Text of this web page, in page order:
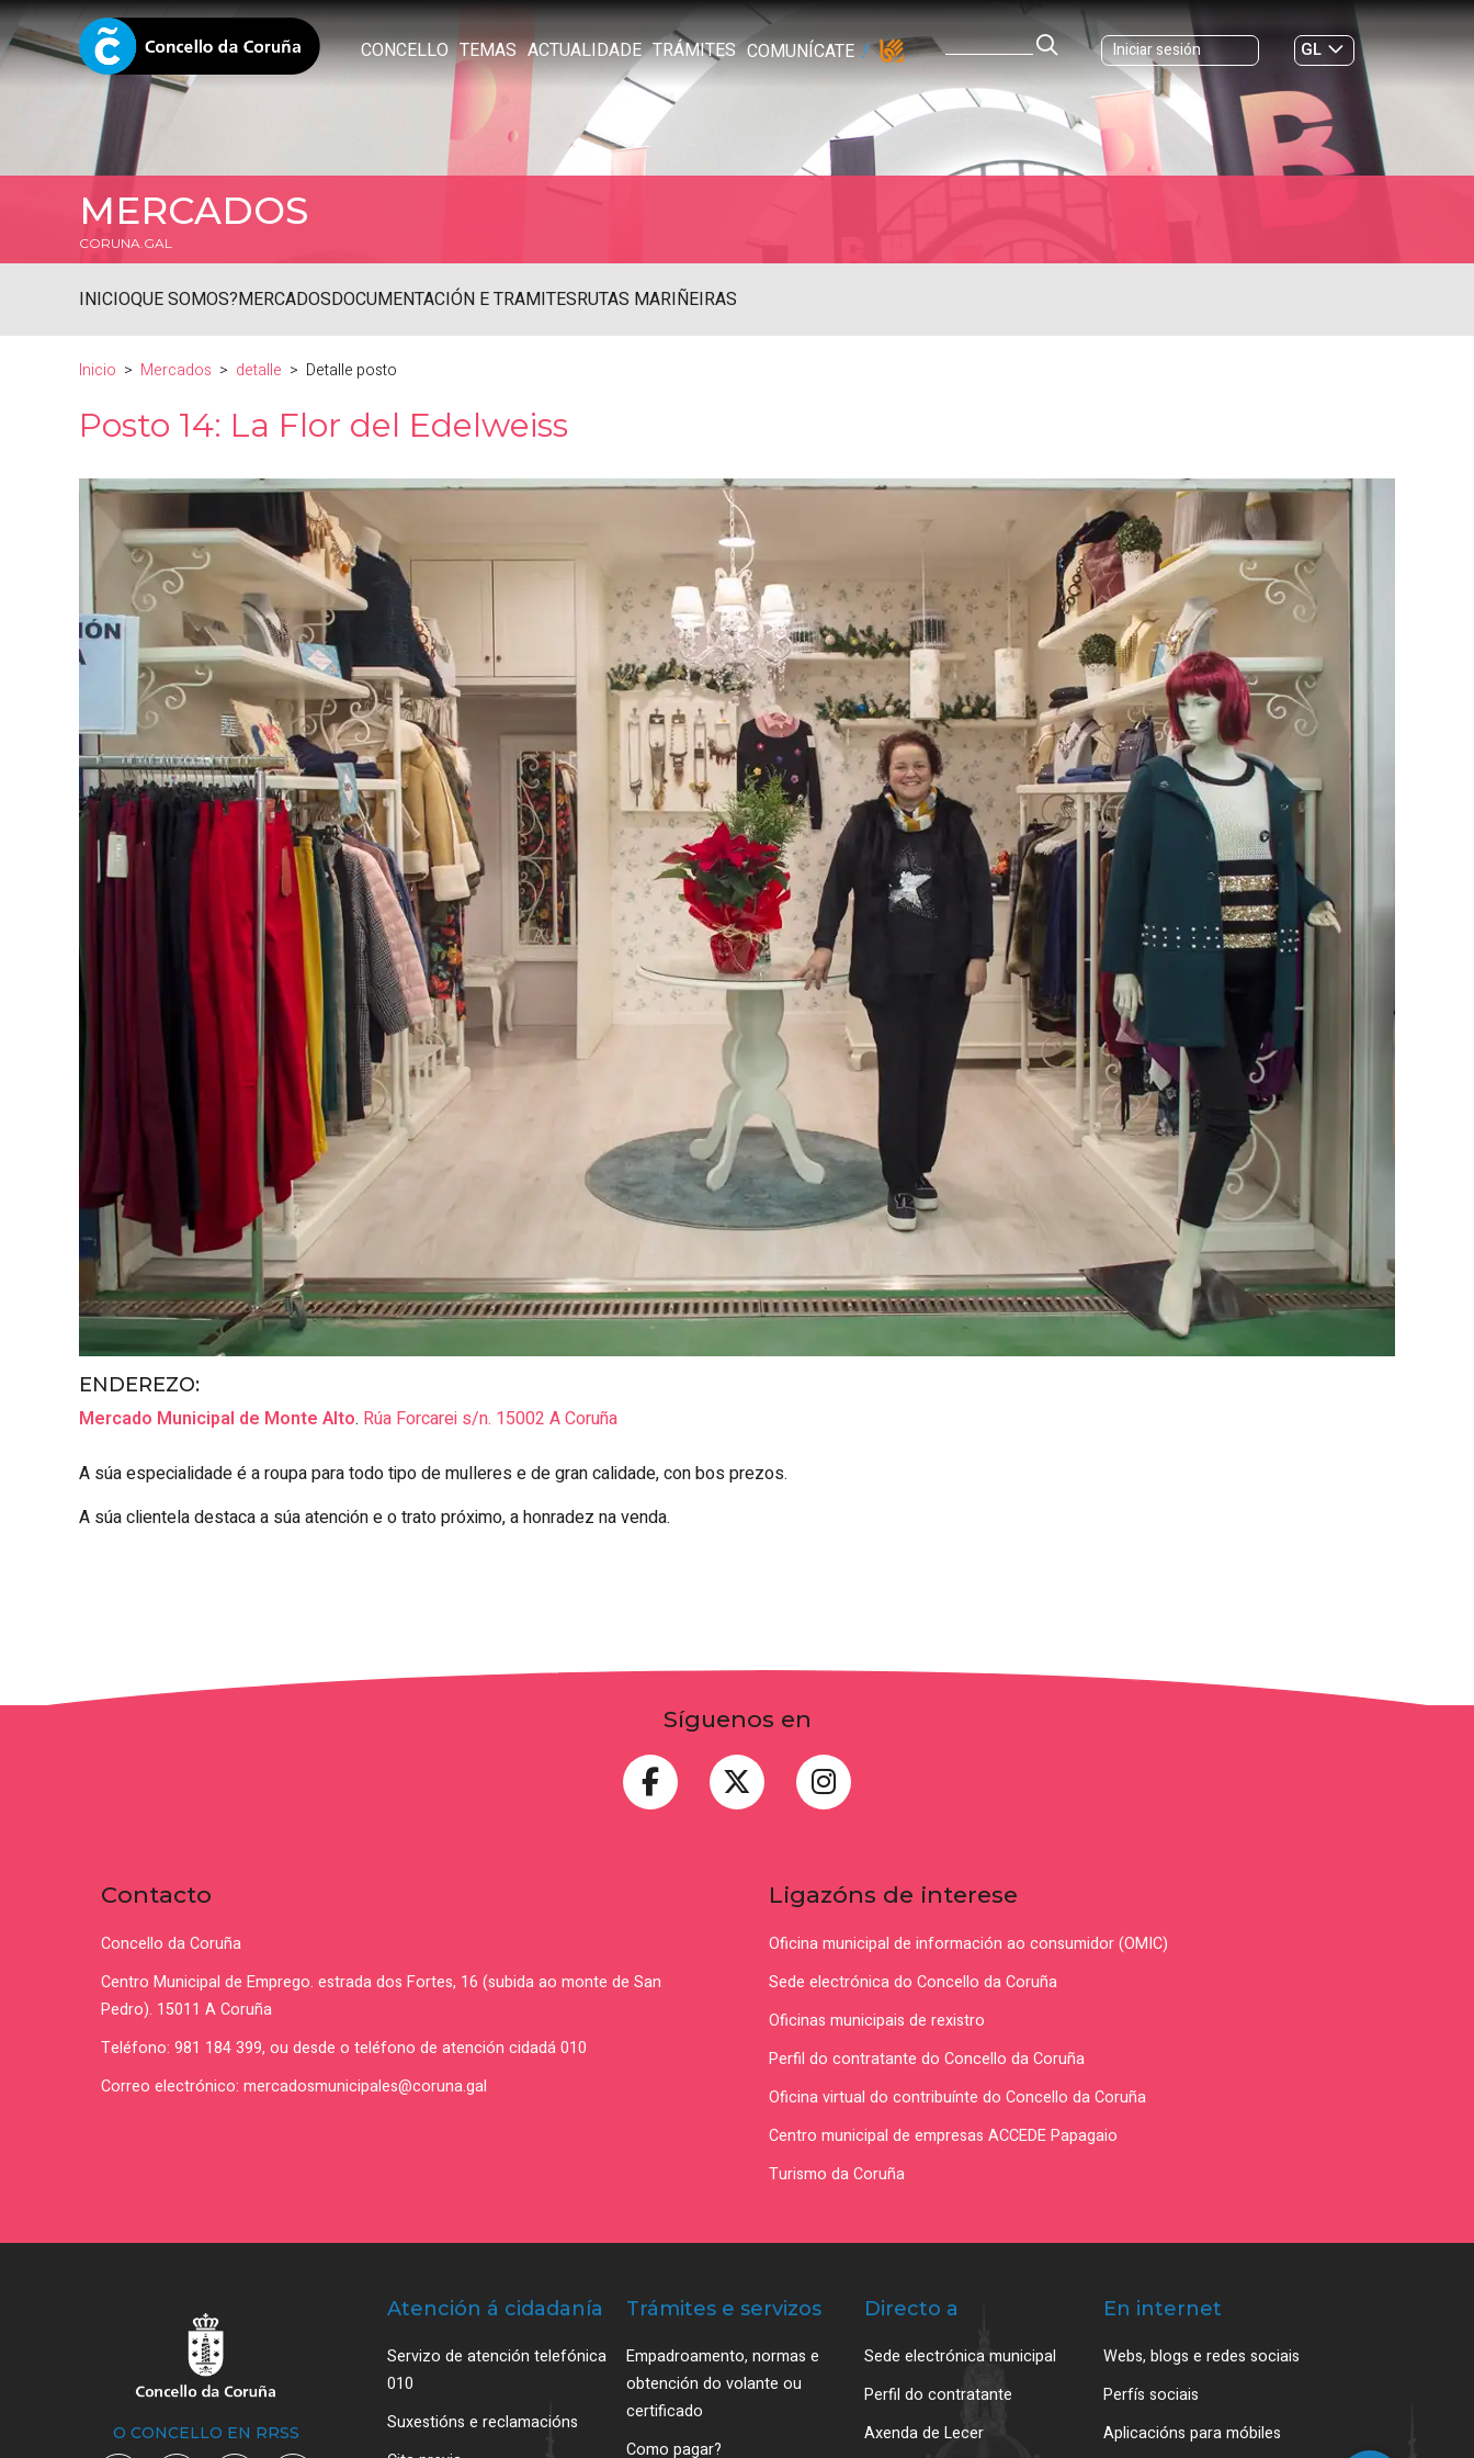
CONCELLO TEMAS ACTUALIDADE TRÁMITES COMUNÍCATE Iniciar sesión
GL
ES|
MERCADOS
CORUNA.GAL
INICIOQUE SOMOS?MERCADOSDOCUMENTACIÓN E TRAMITESRUTAS MARIÑEIRAS
Inicio Mercados detalle Detalle posto
Posto 14: La Flor del Edelweiss
ENDEREZO:
Mercado Municipal de Monte Alto. Rúa Forcarei s/n. 15002 A Coruña
A súa especialidade é a roupa para todo tipo de mulleres e de gran calidade, con bos prezos.
A súa clientela destaca a súa atención e o trato próximo, a honradez na venda.
Síguenos en
Contacto
Concello da Coruña
Centro Municipal de Emprego. estrada dos Fortes, 16 (subida ao monte de San
Pedro). 15011 A Coruña
Teléfono: 981 184 399, ou desde o teléfono de atención cidadá 010
Correo electrónico: mercadosmunicipales@coruna.gal
Ligazóns de interese
Oficina municipal de información ao consumidor (OMIC)
Sede electrónica do Concello da Coruña
Oficinas municipais de rexistro
Perfil do contratante do Concello da Coruña
Oficina virtual do contribuínte do Concello da Coruña
Centro municipal de empresas ACCEDE Papagaio
Turismo da Coruña
O CONCELLO EN RRSS
Atención á cidadanía
Servizo de atención telefónica
010
Suxestións e reclamacións
Trámites e servizos
Empadroamento, normas e
obtención do volante ou
certificado
Como pagar?
Directo a
Sede electrónica municipal
Perfil do contratante
Axenda de Lecer
En internet
Webs, blogs e redes sociais
Perfís sociais
Aplicacións para móbiles